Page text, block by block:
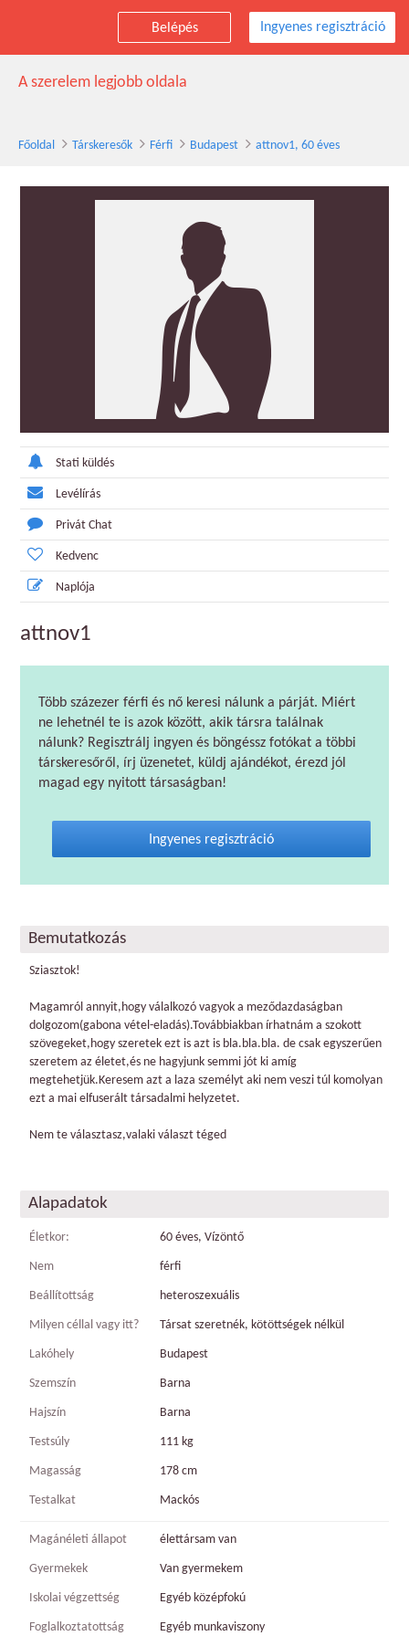
Belépés Ingyenes regisztráció
attnov1 társkereső férfi, 60 éves, Budapest
A szerelem legjobb oldala
Főoldal Társkeresők Férfi Budapest attnov1, 60 éves
Stati küldés
Levélírás
Privát Chat
Kedvenc
Naplója
attnov1
Több százezer férfi és nő keresi nálunk a párját. Miért
ne lehetnél te is azok között, akik társra találnak
nálunk? Regisztrálj ingyen és böngéssz fotókat a többi
társkeresőről, írj üzenetet, küldj ajándékot, érezd jól
magad egy nyitott társaságban!
Ingyenes regisztráció
Bemutatkozás
Sziasztok!
Magamról annyit,hogy válalkozó vagyok a meződazdaságban
dolgozom(gabona vétel-eladás).Továbbiakban írhatnám a szokott
szövegeket,hogy szeretek ezt is azt is bla.bla.bla. de csak egyszerűen
szeretem az életet,és ne hagyjunk semmi jót ki amíg
megtehetjük.Keresem azt a laza személyt aki nem veszi túl komolyan
ezt a mai elfuserált társadalmi helyzetet.
Nem te választasz,valaki választ téged
Alapadatok
Életkor: 60 éves, Vízöntő
Nem férfi
Beállítottság heteroszexuális
Milyen céllal vagy itt? Társat szeretnék, kötöttségek nélkül
Lakóhely Budapest
Szemszín Barna
Hajszín Barna
Testsúly 111 kg
Magasság 178 cm
Testalkat Mackós
Magánéleti állapot élettársam van
Gyermekek Van gyermekem
Iskolai végzettség Egyéb középfokú
Foglalkoztatottság Egyéb munkaviszony